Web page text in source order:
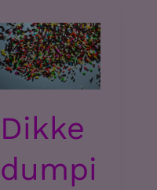
Dikke
dumpi